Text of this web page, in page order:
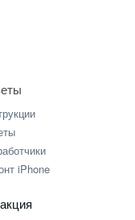
iPhone